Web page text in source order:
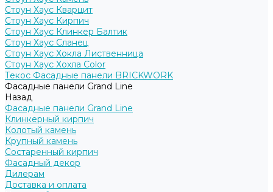
Стоун Хаус Кварцит
Стоун Хаус Кирпич
Стоун Хаус Клинкер Балтик
Стоун Хаус Сланец
Стоун Хаус Хокла Лиственница
Стоун Хаус Хохла Color
Текос Фасадные панели BRICKWORK
Фасадные панели Grand Line
Назад
Фасадные панели Grand Line
Клинкерный кирпич
Колотый камень
Крупный камень
Состаренный кирпич
Фасадный декор
Дилерам
Доставка и оплата